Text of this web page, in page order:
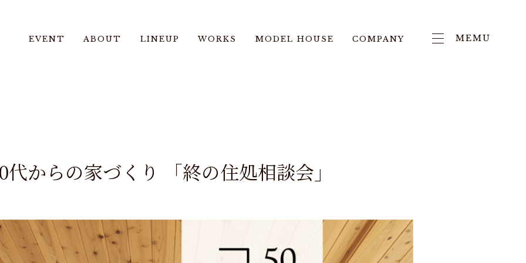
EVENT ABOUT LINEUP WORKS MODEL HOUSE COMPANY MEMU
代からの家づくり 「終の住処相談会」